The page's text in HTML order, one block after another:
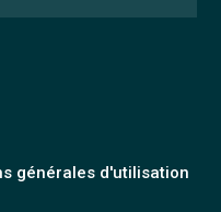
générales d'utilisation